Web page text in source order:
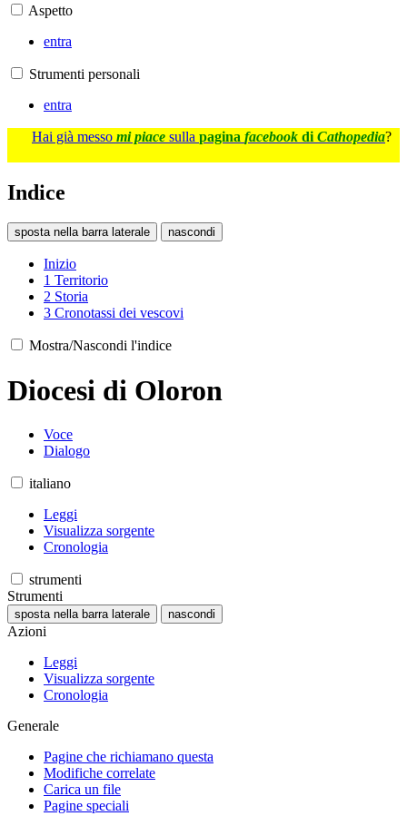
Aspetto
entra
Strumenti personali
entra
Hai già messo mi piace sulla pagina facebook di Cathopedia?
Indice
sposta nella barra laterale nascondi
Inizio
1 Territorio
2 Storia
3 Cronotassi dei vescovi
Mostra/Nascondi l'indice
Diocesi di Oloron
Voce
Dialogo
italiano
Leggi
Visualizza sorgente
Cronologia
strumenti
Strumenti
sposta nella barra laterale nascondi
Azioni
Leggi
Visualizza sorgente
Cronologia
Generale
Pagine che richiamano questa
Modifiche correlate
Carica un file
Pagine speciali